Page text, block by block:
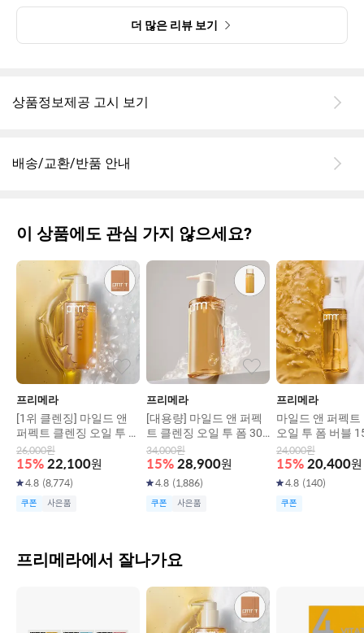
더 많은 리뷰 보기
상품정보제공 고시 보기
배송/교환/반품 안내
이 상품에도 관심 가지 않으세요?
프리메라
[1위 클렌징] 마일드 앤
퍼펙트 클렌징 오일 투 폼
200ml
26,000원
15% 22,100원
4.8 (8,774)
쿠폰 사은품
프리메라
[대용량] 마일드 앤 퍼펙
트 클렌징 오일 투 폼 300
ml
34,000원
15% 28,900원
4.8 (1,886)
쿠폰 사은품
프리메라
마일드 앤 퍼펙트
오일 투 폼 버블
24,000원
15% 20,400원
4.8 (140)
쿠폰
프리메라에서 잘나가요